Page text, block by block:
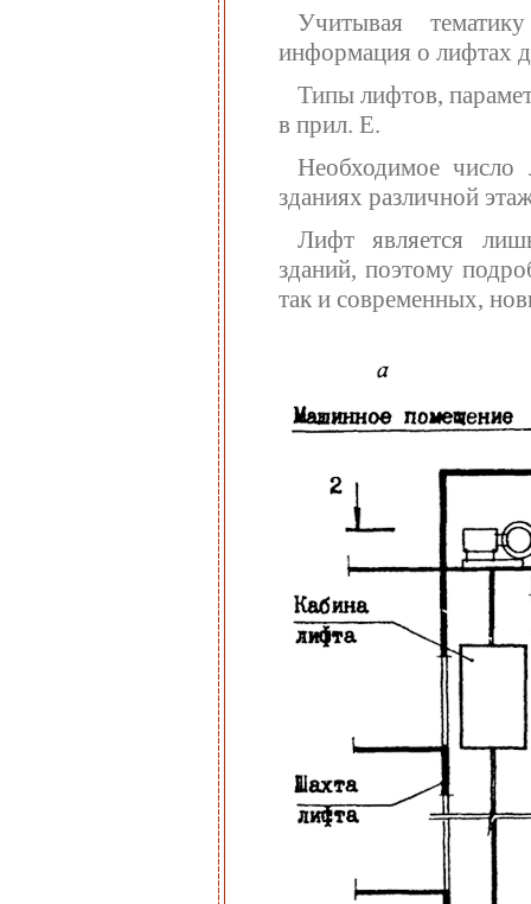
Учитывая
информация о лифтах
Типы лифтов,
в прил. Е.
Необходимое
зданиях различной
Лифт является
зданий, поэтому
так и современных,